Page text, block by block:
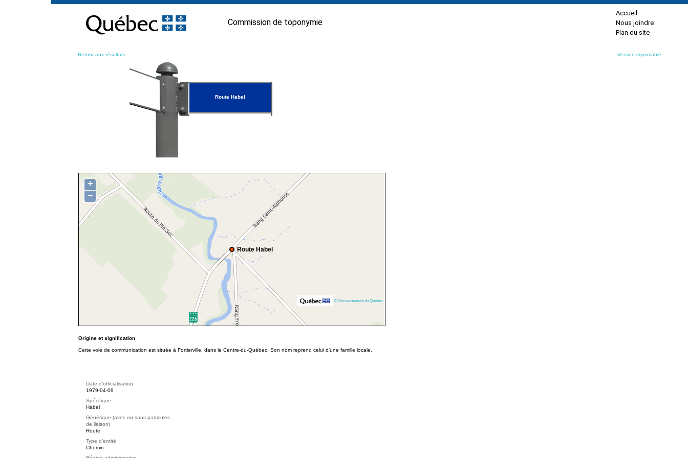
contenu
Commission de toponymie
Accueil
Nous joindre
Plan du site
Retour aux résultats Version imprimable
Route Habel
Route Habel
+
−
© Gouvernement du Québec
Origine et signification
Cette voie de communication est située à Fortierville, dans le Centre-du-Québec. Son nom reprend celui d’une famille locale.
Date d'officialisation
1979-04-09
Spécifique
Habel
Générique (avec ou sans particules
de liaison)
Route
Type d'entité
Chemin